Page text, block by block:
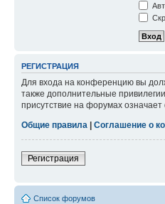
РЕГИСТРАЦИЯ
Для входа на конференцию вы
также дополнительные
присутствие на форумах означает
Общие правила
Соглашение о
Регистрация
Список форумов